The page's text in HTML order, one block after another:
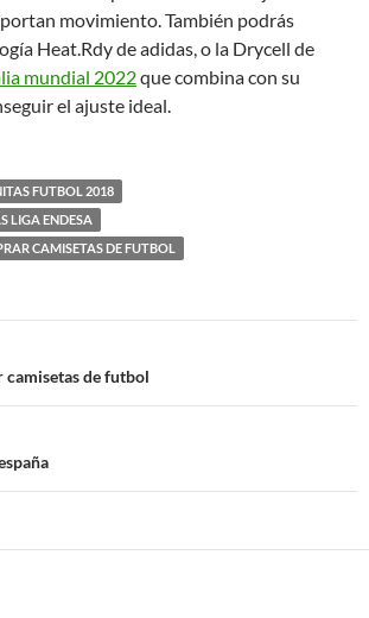
movimiento. También podrás
Heat.Rdy de adidas, o la Drycell de
mundial 2022que combina con su
el ajuste ideal.
FUTBOL 2018
LIGA ENDESA
CAMISETAS DE FUTBOL
camisetas de futbol